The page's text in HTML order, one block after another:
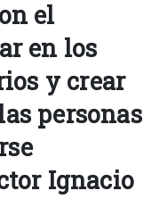
el
en los
y crear
personas
Ignacio